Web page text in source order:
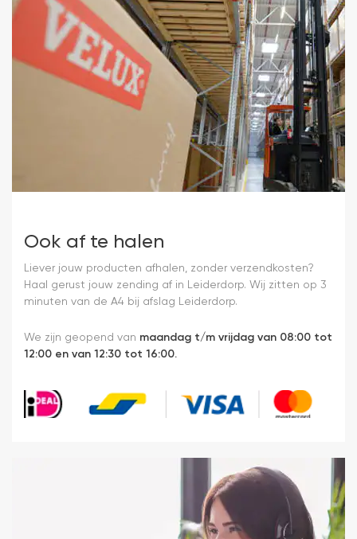
Ook af te halen
Liever jouw producten afhalen, zonder verzendkosten?
Haal gerust jouw zending af in Leiderdorp. Wij zitten op 3
minuten van de A4 bij afslag Leiderdorp.
We zijn geopend van maandag t/m vrijdag van 08:00 tot
12:00 en van 12:30 tot 16:00.